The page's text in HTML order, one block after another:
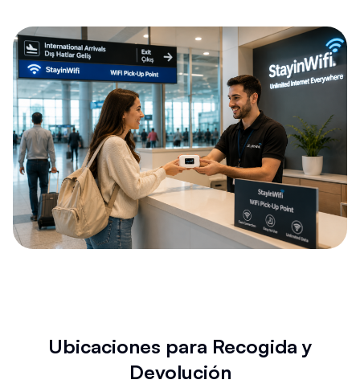
Ubicaciones para Recogida y
Devolución